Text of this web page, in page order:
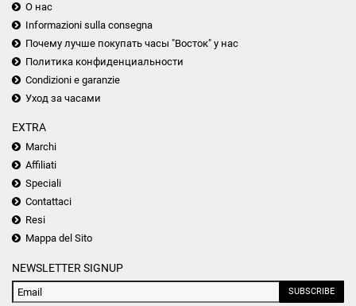
О нас
Informazioni sulla consegna
Почему лучше покупать часы "Восток" у нас
Политика конфиденциальности
Condizioni e garanzie
Уход за часами
EXTRA
Marchi
Affiliati
Speciali
Contattaci
Resi
Mappa del Sito
NEWSLETTER SIGNUP
SUBSCRIBE